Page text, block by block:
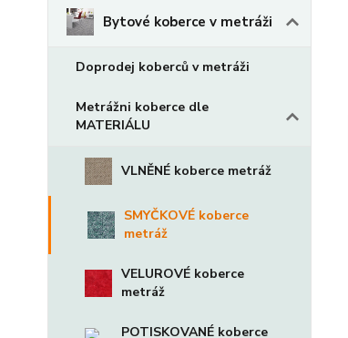
Bytové koberce v metráži
Doprodej koberců v metráži
Metrážni koberce dle
MATERIÁLU
VLNĚNÉ koberce metráž
SMYČKOVÉ koberce
metráž
VELUROVÉ koberce
metráž
POTISKOVANÉ koberce